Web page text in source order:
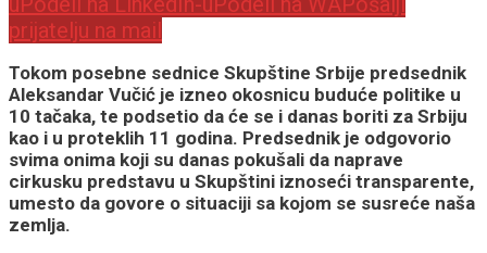
prijatelju na mail
Tokom posebne sednice Skupštine Srbije predsednik
Aleksandar Vučić je izneo okosnicu buduće politike u
10 tačaka, te podsetio da će se i danas boriti za Srbiju
kao i u proteklih 11 godina. Predsednik je odgovorio
svima onima koji su danas pokušali da naprave
cirkusku predstavu u Skupštini iznoseći transparente,
umesto da govore o situaciji sa kojom se susreće naša
zemlja.